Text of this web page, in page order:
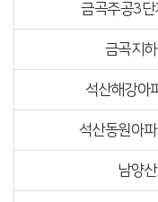
금곡주공3단
금곡지
석산해강아
석산동원아
남양